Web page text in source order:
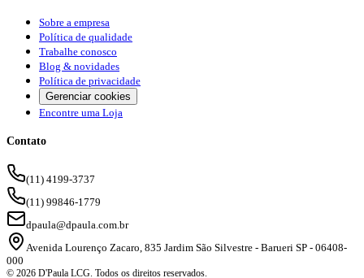
Sobre a empresa
Política de qualidade
Trabalhe conosco
Blog & novidades
Política de privacidade
Gerenciar cookies
Encontre uma Loja
Contato
(11) 4199-3737
(11) 99846-1779
dpaula@dpaula.com.br
Avenida Lourenço Zacaro, 835 Jardim São Silvestre - Barueri SP - 06408-
000
© 2026 D'Paula LCG. Todos os direitos reservados.